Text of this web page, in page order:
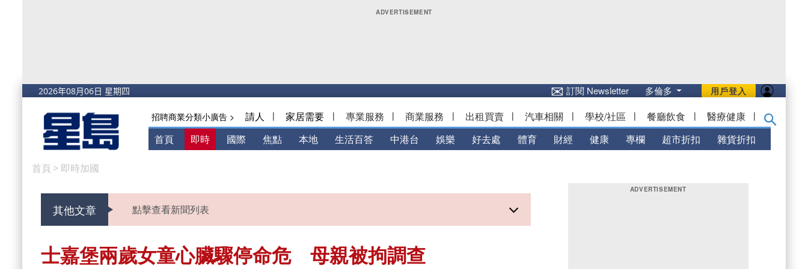
用戶登入
✉訂閱 Newsletter 多倫多
招聘商業分類小廣告 > 請人 | 家居需要 | 專業服務 | 商業服務 | 出租買賣 | 汽車相關 | 學校/社區 | 餐廳飲食 | 醫療健康 |
首頁 即時 國際 焦點 本地 生活百答 中港台 娛樂 好去處 體育 財經 健康 專欄 超市折扣 雜貨折扣
首頁 > 即時加國
其他文章 點擊查看新聞列表
士嘉堡兩歲女童心臟驟停命危 母親被拘調查